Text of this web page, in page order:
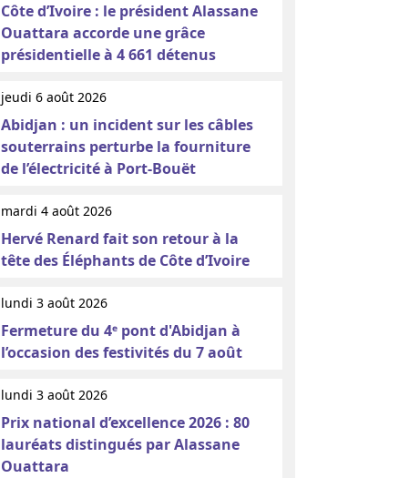
Côte d’Ivoire : le président Alassane
Ouattara accorde une grâce
présidentielle à 4 661 détenus
jeudi 6 août 2026
Abidjan : un incident sur les câbles
souterrains perturbe la fourniture
de l’électricité à Port-Bouët
mardi 4 août 2026
Hervé Renard fait son retour à la
tête des Éléphants de Côte d’Ivoire
lundi 3 août 2026
Fermeture du 4ᵉ pont d'Abidjan à
l’occasion des festivités du 7 août
lundi 3 août 2026
Prix national d’excellence 2026 : 80
lauréats distingués par Alassane
Ouattara